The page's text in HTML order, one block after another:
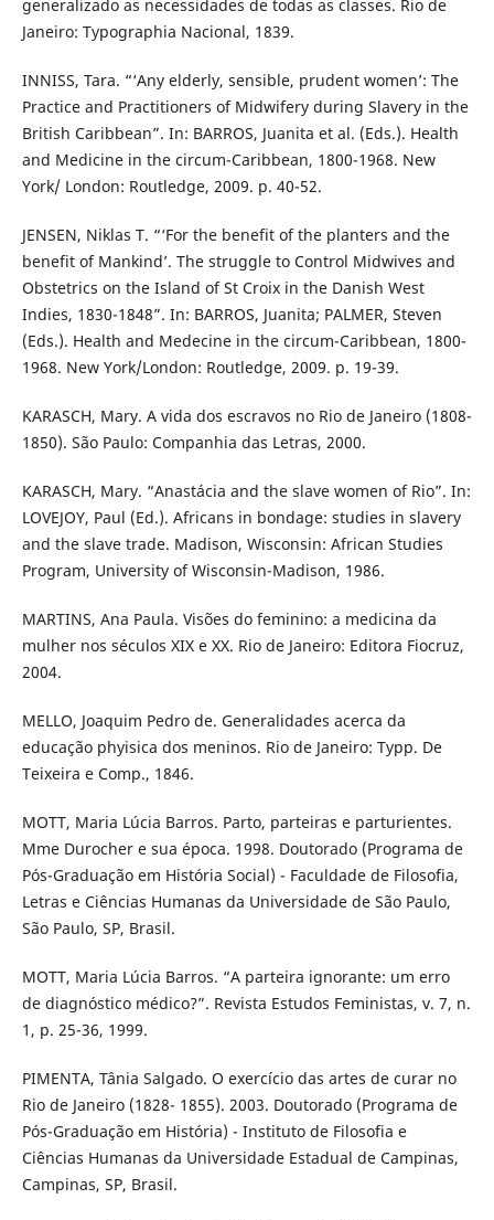
generalizado as necessidades de todas as classes. Rio de
Janeiro: Typographia Nacional, 1839.
INNISS, Tara. “‘Any elderly, sensible, prudent women’: The
Practice and Practitioners of Midwifery during Slavery in the
British Caribbean”. In: BARROS, Juanita et al. (Eds.). Health
and Medicine in the circum-Caribbean, 1800-1968. New
York/ London: Routledge, 2009. p. 40-52.
JENSEN, Niklas T. “‘For the benefit of the planters and the
benefit of Mankind’. The struggle to Control Midwives and
Obstetrics on the Island of St Croix in the Danish West
Indies, 1830-1848”. In: BARROS, Juanita; PALMER, Steven
(Eds.). Health and Medecine in the circum-Caribbean, 1800-
1968. New York/London: Routledge, 2009. p. 19-39.
KARASCH, Mary. A vida dos escravos no Rio de Janeiro (1808-
1850). São Paulo: Companhia das Letras, 2000.
KARASCH, Mary. “Anastácia and the slave women of Rio”. In:
LOVEJOY, Paul (Ed.). Africans in bondage: studies in slavery
and the slave trade. Madison, Wisconsin: African Studies
Program, University of Wisconsin-Madison, 1986.
MARTINS, Ana Paula. Visões do feminino: a medicina da
mulher nos séculos XIX e XX. Rio de Janeiro: Editora Fiocruz,
2004.
MELLO, Joaquim Pedro de. Generalidades acerca da
educação phyisica dos meninos. Rio de Janeiro: Typp. De
Teixeira e Comp., 1846.
MOTT, Maria Lúcia Barros. Parto, parteiras e parturientes.
Mme Durocher e sua época. 1998. Doutorado (Programa de
Pós-Graduação em História Social) - Faculdade de Filosofia,
Letras e Ciências Humanas da Universidade de São Paulo,
São Paulo, SP, Brasil.
MOTT, Maria Lúcia Barros. “A parteira ignorante: um erro
de diagnóstico médico?”. Revista Estudos Feministas, v. 7, n.
1, p. 25-36, 1999.
PIMENTA, Tânia Salgado. O exercício das artes de curar no
Rio de Janeiro (1828- 1855). 2003. Doutorado (Programa de
Pós-Graduação em História) - Instituto de Filosofia e
Ciências Humanas da Universidade Estadual de Campinas,
Campinas, SP, Brasil.